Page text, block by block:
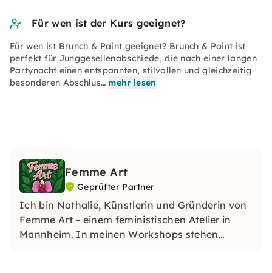
Für wen ist der Kurs geeignet?
Für wen ist Brunch & Paint geeignet? Brunch & Paint ist
perfekt für Junggesellenabschiede, die nach einer langen
Partynacht einen entspannten, stilvollen und gleichzeitig
besonderen Abschlus… mehr lesen
Femme Art
Geprüfter Partner
Ich bin Nathalie, Künstlerin und Gründerin von
Femme Art – einem feministischen Atelier in
Mannheim. In meinen Workshops stehen